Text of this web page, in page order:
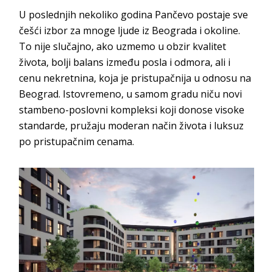
U poslednjih nekoliko godina Pančevo postaje sve
češći izbor za mnoge ljude iz Beograda i okoline.
To nije slučajno, ako uzmemo u obzir kvalitet
života, bolji balans između posla i odmora, ali i
cenu nekretnina, koja je pristupačnija u odnosu na
Beograd. Istovremeno, u samom gradu niču novi
stambeno-poslovni kompleksi koji donose visoke
standarde, pružaju moderan način života i luksuz
po pristupačnim cenama.